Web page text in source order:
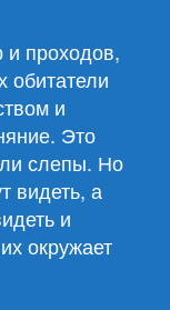
проходов,
обитатели
и
Это
слепы. Но
видеть, а
и
окружает